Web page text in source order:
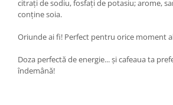
citrați de sodiu, fosfați de potasiu; arome,
conține soia.
Oriunde ai fi! Perfect pentru orice moment
Doza perfectă de energie... și cafeaua ta
îndemână!